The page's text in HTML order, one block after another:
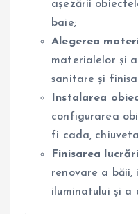
așezării
baie;
Alegerea
materialelor și
sanitare și
Instalarea
configurarea
fi cada,
Finisarea
renovare a băii,
iluminatului și a